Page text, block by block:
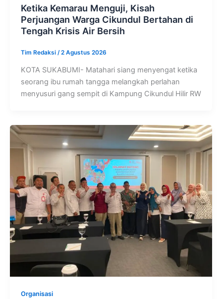
Ketika Kemarau Menguji, Kisah
Perjuangan Warga Cikundul Bertahan di
Tengah Krisis Air Bersih
Tim Redaksi /2 Agustus 2026
KOTA SUKABUMI- Matahari siang menyengat ketika
seorang ibu rumah tangga melangkah perlahan
menyusuri gang sempit di Kampung Cikundul Hilir RW
Organisasi